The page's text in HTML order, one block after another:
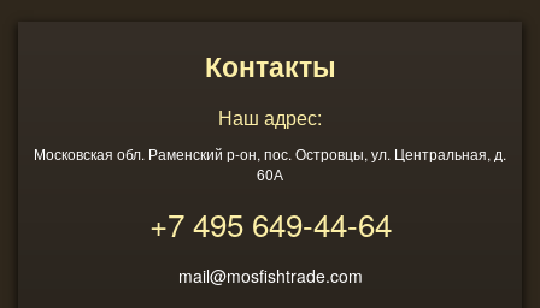
Контакты
Наш адрес:
Московская обл. Раменский р-он, пос. Островцы, ул. Центральная, д.
60А
+7 495649-44-64
mail@mosfishtrade.com